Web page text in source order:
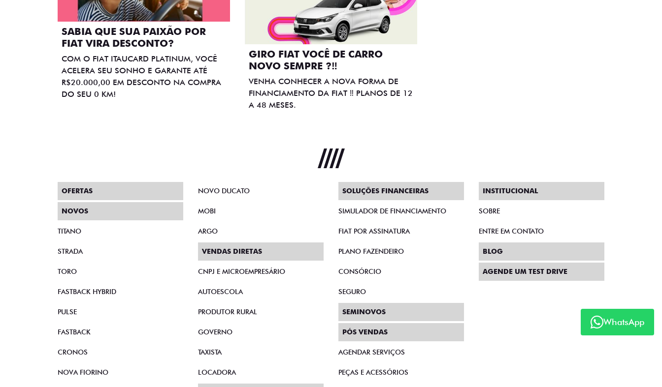
SABIA QUE SUA PAIXÃO POR
FIAT VIRA DESCONTO?
COM O FIAT ITAUCARD PLATINUM, VOCÊ
ACELERA SEU SONHO E GARANTE ATÉ
R$20.000,00 EM DESCONTO NA COMPRA
DO SEU 0 KM!
GIRO FIAT VOCÊ DE CARRO
NOVO SEMPRE ?‼️
VENHA CONHECER A NOVA FORMA DE
FINANCIAMENTO DA FIAT ‼️ PLANOS DE 12
A 48 MESES.
WhatsApp
OFERTAS
NOVOS
TITANO
STRADA
TORO
FASTBACK HYBRID
PULSE
FASTBACK
CRONOS
NOVA FIORINO
NOVO DUCATO
MOBI
ARGO
VENDAS DIRETAS
CNPJ E MICROEMPRESÁRIO
AUTOESCOLA
PRODUTOR RURAL
GOVERNO
TAXISTA
LOCADORA
SOLUÇÕES FINANCEIRAS
SIMULADOR DE FINANCIAMENTO
FIAT POR ASSINATURA
PLANO FAZENDEIRO
CONSÓRCIO
SEGURO
SEMINOVOS
PÓS VENDAS
AGENDAR SERVIÇOS
PEÇAS E ACESSÓRIOS
INSTITUCIONAL
SOBRE
ENTRE EM CONTATO
BLOG
AGENDE UM TEST DRIVE